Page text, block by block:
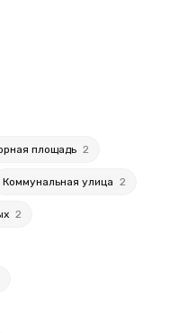
площадь 2
Коммунальная улица 2
2